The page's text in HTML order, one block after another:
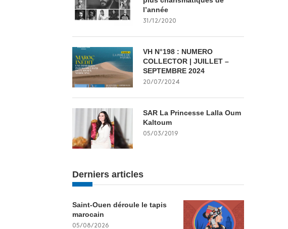
l’année
31/12/2020
VH N°198 : NUMERO
COLLECTOR | JUILLET –
SEPTEMBRE 2024
20/07/2024
SAR La Princesse Lalla Oum
Kaltoum
05/03/2019
Derniers articles
Saint-Ouen déroule le tapis
marocain
05/08/2026